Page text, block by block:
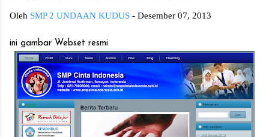
Oleh SMP 2 UNDAAN KUDUS - Desember 07, 2013
ini gambar Webset resmi